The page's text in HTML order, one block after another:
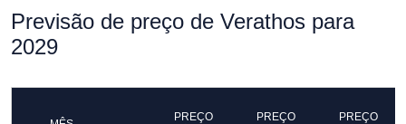
Previsão de preço de Verathos para
2029
PREÇO
PREÇO
PREÇO